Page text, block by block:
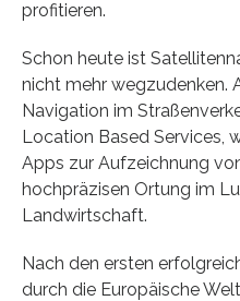
profitieren.
Schon heute ist
nicht mehr wegzudenken.
Navigation im
Location Based Services,
Apps zur Aufzeichnung
hochpräzisen Ortung im
Landwirtschaft.
Nach den ersten
durch die Europäische